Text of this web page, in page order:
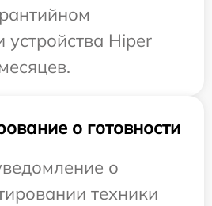
Hiper
о готовности
о
техники